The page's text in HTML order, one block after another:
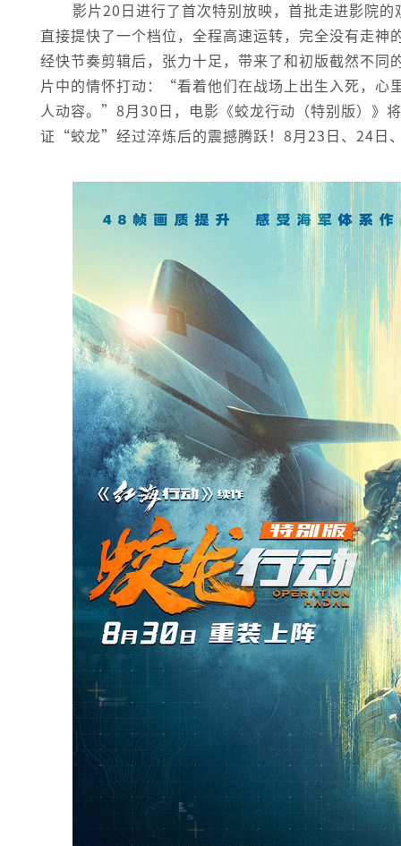
影片20日进行了首次特别放映，首批走进影院
直接提快了一个档位，全程高速运转，完全没有走
经快节奏剪辑后，张力十足，带来了和初版截然不
片中的情怀打动：“看着他们在战场上出生入死，心
人动容。”8月30日，电影《蛟龙行动（特别版）》
证“蛟龙”经过淬炼后的震撼腾跃！8月23日、24日